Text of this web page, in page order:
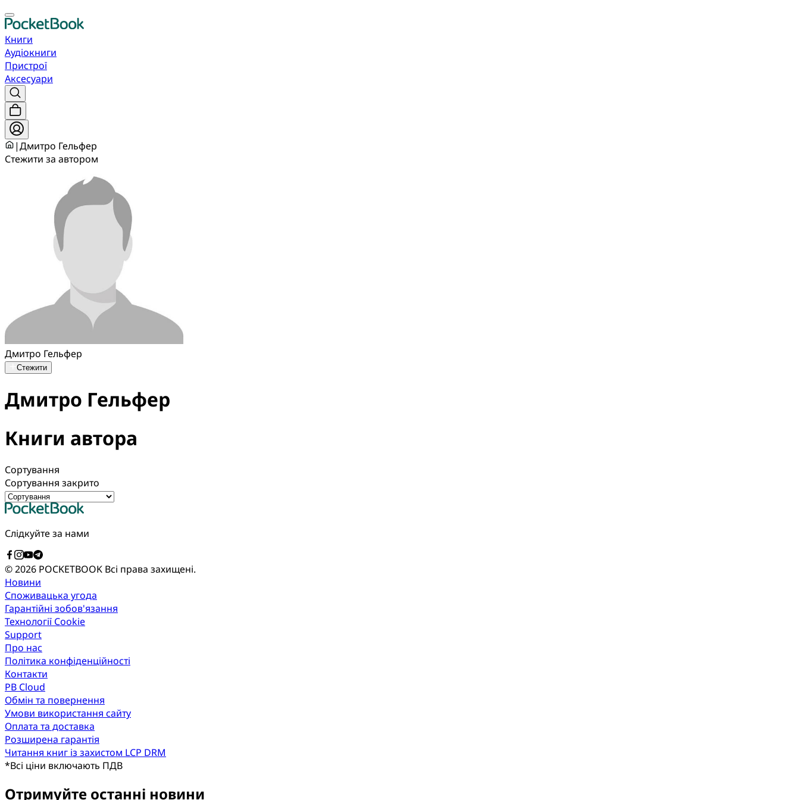
Книги
Аудіокниги
Пристрої
Аксесуари
|Дмитро Гельфер
Стежити за автором
Дмитро Гельфер
Стежити
Дмитро Гельфер
Книги автора
Сортування
Сортування закрито
Слідкуйте за нами
© 2026 POCKETBOOK Всі права захищені.
Новини
Споживацька угода
Гарантійні зобов'язання
Технології Cookie
Support
Про нас
Політика конфіденційності
Контакти
PB Cloud
Обмін та повернення
Умови використання сайту
Оплата та доставка
Розширена гарантія
Читання книг із захистом LCP DRM
*Всі ціни включають ПДВ
Отримуйте останні новини